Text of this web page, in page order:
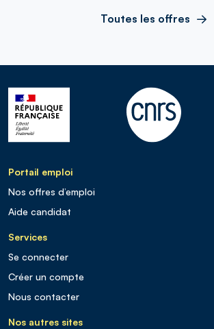
Toutes les offres
Portail emploi
Nos offres d’emploi
Aide candidat
Services
Se connecter
Créer un compte
Nous contacter
Nos autres sites